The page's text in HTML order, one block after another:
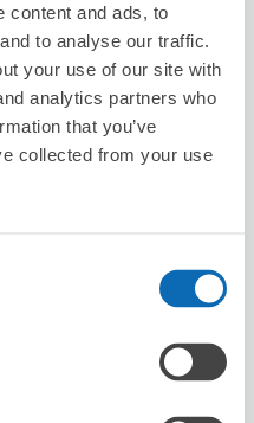
content and ads, to
to analyse our traffic.
your use of our site with
analytics partners who
that you’ve
collected from your use
8/13四